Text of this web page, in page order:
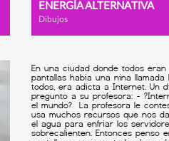
ENERGÍA ALTERNATIVA
Dibujos